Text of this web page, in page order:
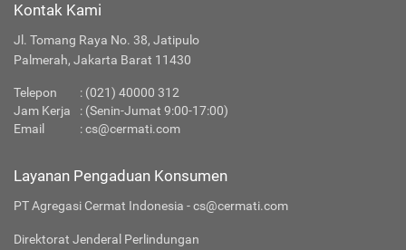
Kontak Kami
Jl. Tomang Raya No. 38, Jatipulo
Palmerah, Jakarta Barat 11430
Telepon : (021) 40000 312
Jam Kerja
: (Senin-Jumat 9:00-17:00)
Email
:cs@cermati.com
Layanan Pengaduan Konsumen
PT Agregasi Cermat Indonesia - cs@cermati.com
Direktorat Jenderal Perlindungan